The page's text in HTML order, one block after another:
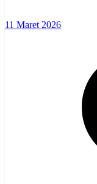
11 Maret 2026